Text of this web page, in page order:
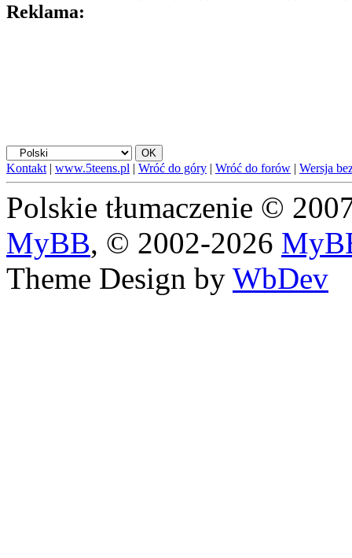
Reklama:
Kontakt | www.5teens.pl | Wróć do góry | Wróć do forów | Wersja
Polskie tłumaczenie ©
MyBB, © 2002-2026
Theme Design by WbDev